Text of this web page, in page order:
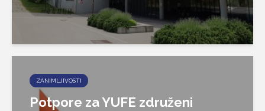
ZANIMLJIVOSTI
Potpore za YUFE združeni